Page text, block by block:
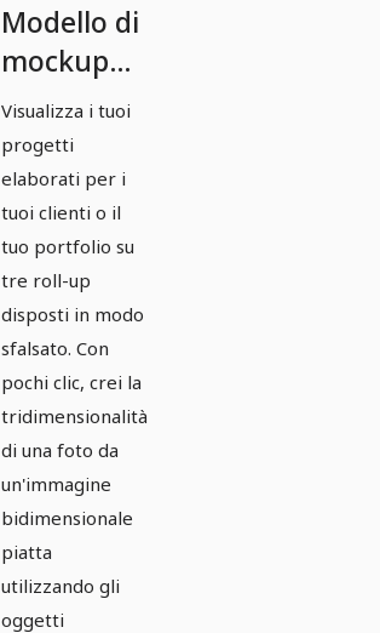
Modello di
mockup
Photoshop
per un
roll-up nel
formato
850mm x
2200mm -
Versione 2
Visualizza i tuoi
progetti
elaborati per i
tuoi clienti o il
tuo portfolio su
tre roll-up
disposti in modo
sfalsato. Con
pochi clic, crei la
tridimensionalità
di una foto da
un'immagine
bidimensionale
piatta
utilizzando gli
oggetti